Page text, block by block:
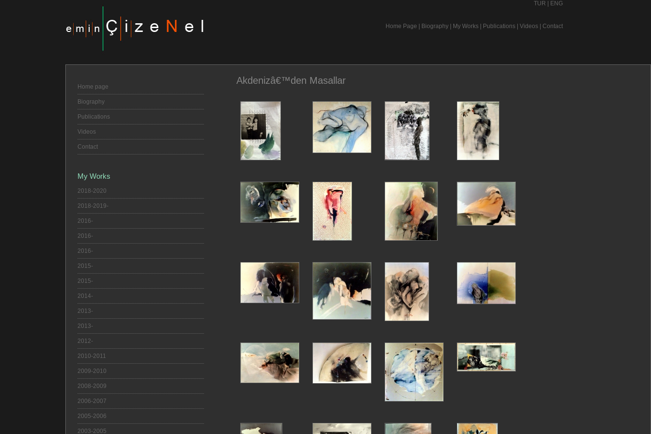
TUR ENG
Home Page Biography My Works Publications Videos Contact
Home page
Biography
Publications
Videos
Contact
My Works
2018-2020
2018-2019-
2016-
2016-
2016-
2015-
2015-
2014-
2013-
2013-
2012-
2010-2011
2009-2010
2008-2009
2006-2007
2005-2006
2003-2005
Akdenizâ€™den Masallar